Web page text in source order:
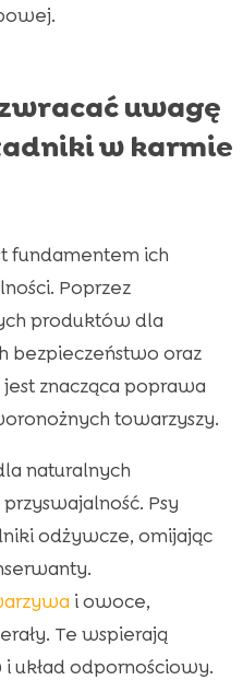
uwagę
w karmie
fundamentem ich
Poprzez
produktów dla
bezpieczeństwo oraz
znacząca poprawa
towarzyszy.
naturalnych
Psy
odżywcze, omijając
i owoce,
Te wspierają
układ odpornościowy.